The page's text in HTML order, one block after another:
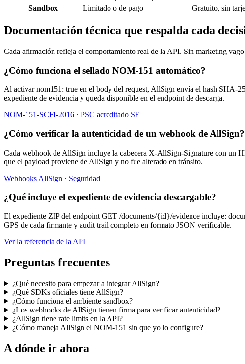
Sandbox
Limitado o de pago Gratuito, sin
Documentación técnica que respalda cada
Cada afirmación refleja el comportamiento real de la API. Sin marketing
¿Cómo funciona el sellado NOM-151 automático?
Al activar nom151: true en el body del request, AllSign envía el hash SHA-
expediente de evidencia y queda disponible en el endpoint de descarga.
NOM-151-SCFI-2016 · PSC acreditado SE
¿Cómo verificar la autenticidad de un webhook de AllSign?
Cada webhook de AllSign incluye la cabecera X-AllSign-Signature con un
que el payload proviene de AllSign y no fue alterado en tránsito.
Webhooks AllSign · Seguridad
¿Qué incluye el expediente de evidencia descargable?
El expediente ZIP del endpoint GET /documents/{id}/evidence incluye:
GPS de cada firmante y audit trail completo en formato JSON verificable.
Ver la referencia de la API
Preguntas frecuentes
¿Qué necesito para empezar a integrar AllSign?
¿Qué SDKs oficiales tiene AllSign?
¿Cómo funciona el ambiente sandbox?
¿Los webhooks de AllSign tienen firma para verificar autenticidad?
¿AllSign tiene rate limits en la API?
¿Cómo maneja AllSign el NOM-151 sin que yo lo configure?
A dónde ir ahora